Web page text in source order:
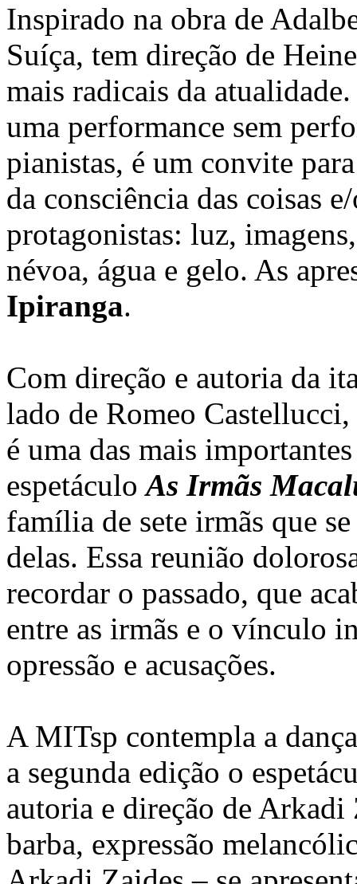
Inspirado na obra de
Suíça, tem direção de
mais radicais da
uma performance sem
pianistas, é um convite
da consciência das coisas
protagonistas: luz,
névoa, água e gelo. As
Ipiranga.
Com direção e autoria da
lado de Romeo
é uma das mais
espetáculoAs Irmãs
família de sete irmãs que
delas. Essa reunião
recordar o passado, que
entre as irmãs e o vínculo
opressão e acusações.
A MITsp contempla a
a segunda edição o
autoria e direção de Arkadi
barba, expressão